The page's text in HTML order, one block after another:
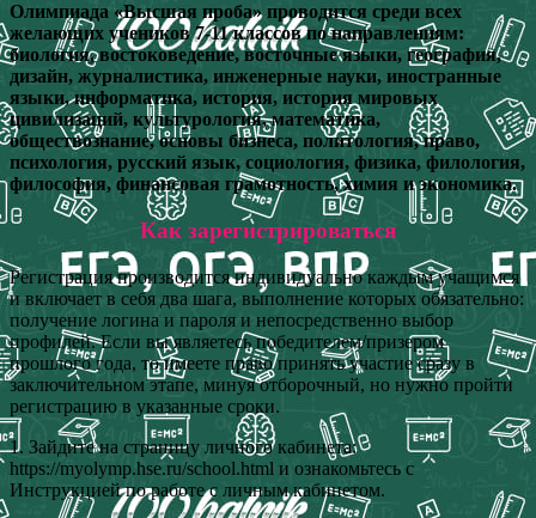
Олимпиада «Высшая проба» проводится среди всех
желающих учеников 7-11 классов по направлениям:
биология, востоковедение, восточные языки, география,
дизайн, журналистика, инженерные науки, иностранные
языки, информатика, история, история мировых
цивилизаций, культурология, математика,
обществознание, основы бизнеса, политология, право,
психология, русский язык, социология, физика, филология,
философия, финансовая грамотность, химия и экономика.
Как зарегистрироваться
Регистрация производится индивидуально каждым учащимся
и включает в себя два шага, выполнение которых обязательно:
получение логина и пароля и непосредственно выбор
профилей. Если вы являетесь победителем/призером
прошлого года, то имеете право принять участие сразу в
заключительном этапе, минуя отборочный, но нужно пройти
регистрацию в указанные сроки.
1. Зайдите на страницу личного кабинета:
https://myolymp.hse.ru/school.html и ознакомьтесь с
Инструкцией по работе с личным кабинетом.